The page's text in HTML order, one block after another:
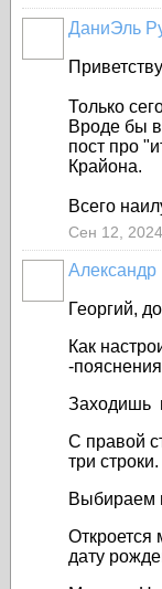
ДаниЭль
Только
Вроде бы
пост про
Крайона.
Всего
Сен 12, 2024
Александр
Георгий,
Как
-
Заходишь
С правой
три строки.
Выбираем
Откроется
дату